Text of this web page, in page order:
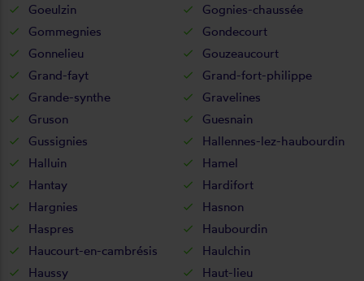
Goeulzin
Gognies-chaussée
Gommegnies
Gondecourt
Gonnelieu
Gouzeaucourt
Grand-fayt
Grand-fort-philippe
Grande-synthe
Gravelines
Gruson
Guesnain
Gussignies
Hallennes-lez-haubourdin
Halluin
Hamel
Hantay
Hardifort
Hargnies
Hasnon
Haspres
Haubourdin
Haucourt-en-cambrésis
Haulchin
Haussy
Haut-lieu